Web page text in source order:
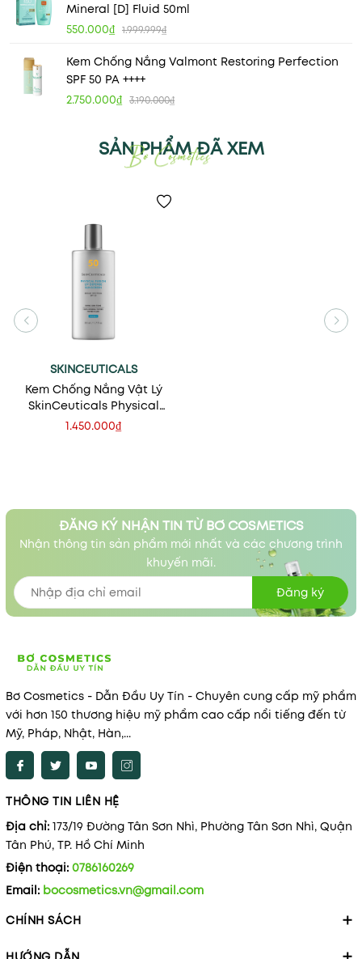
Mineral [D] Fluid 50ml
550.000₫ 1.999.999₫
Kem Chống Nắng Valmont Restoring Perfection
SPF 50 PA ++++
2.750.000₫ 3.190.000₫
SẢN PHẨM ĐÃ XEM
SKINCEUTICALS
Kem Chống Nắng Vật Lý
SkinCeuticals Physical
Fusion UV Defense SPF 50
1.450.000₫
ĐĂNG KÝ NHẬN TIN TỪ BƠ COSMETICS
Nhận thông tin sản phẩm mới nhất và các chương trình
khuyến mãi.
Đăng ký
Bơ Cosmetics - Dẫn Đầu Uy Tín - Chuyên cung cấp mỹ phẩm
với hơn 150 thương hiệu mỹ phẩm cao cấp nổi tiếng đến từ
Mỹ, Pháp, Nhật, Hàn,...
THÔNG TIN LIÊN HỆ
Địa chỉ: 173/19 Đường Tân Sơn Nhì, Phường Tân Sơn Nhì, Quận
Tân Phú, TP. Hồ Chí Minh
Điện thoại: 0786160269
Email: bocosmetics.vn@gmail.com
CHÍNH SÁCH